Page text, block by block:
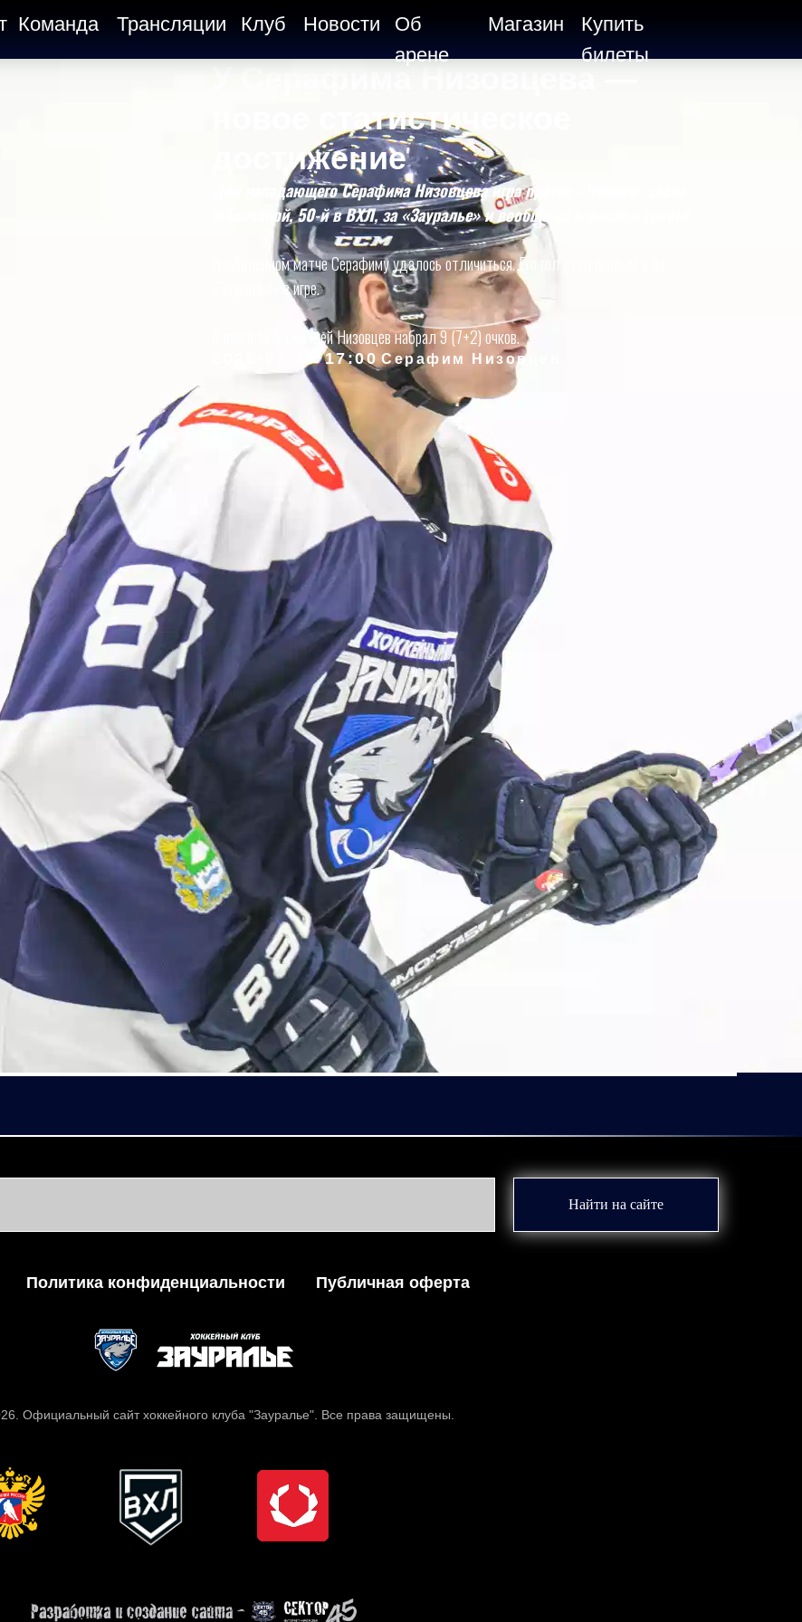
Команда Трансляции Клуб Новости
Об
арене
Магазин
Купить
билеты
новое статистическое
достижение
Для нападающего Серафима Низовцева игра против «Челнов» стала
юбилейной, 50-й в ВХЛ, за «Зауралье» и вообще на взрослом уровне.
В юбилейном матче Серафиму удалось отличиться. Его гол стал первым для
«Зауралья» в игре.
А всего за 50 матчей Низовцев набрал 9 (7+2) очков.
2026-03-17 17:00 Серафим Низовцев
Найти на сайте
Политика конфиденциальности Публичная оферта
Официальный сайт хоккейного клуба "Зауралье". Все права защищены.